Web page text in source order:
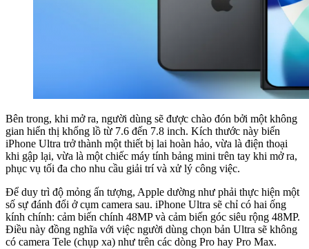
Bên trong, khi mở ra, người dùng sẽ được chào đón bởi một không
gian hiển thị khổng lồ từ 7.6 đến 7.8 inch. Kích thước này biến
iPhone Ultra trở thành một thiết bị lai hoàn hảo, vừa là điện thoại
khi gập lại, vừa là một chiếc máy tính bảng mini trên tay khi mở ra,
phục vụ tối đa cho nhu cầu giải trí và xử lý công việc.
Để duy trì độ mỏng ấn tượng, Apple dường như phải thực hiện một
số sự đánh đổi ở cụm camera sau. iPhone Ultra sẽ chỉ có hai ống
kính chính: cảm biến chính 48MP và cảm biến góc siêu rộng 48MP.
Điều này đồng nghĩa với việc người dùng chọn bản Ultra sẽ không
có camera Tele (chụp xa) như trên các dòng Pro hay Pro Max.